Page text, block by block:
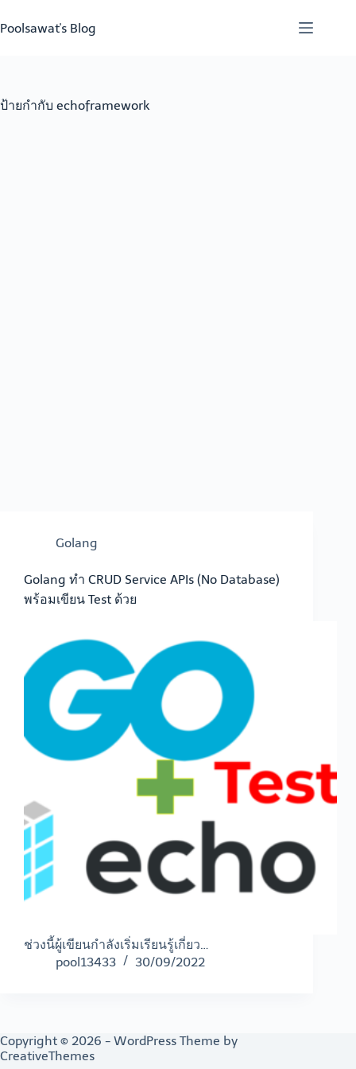
to
content
Poolsawat's Blog
ป้ายกำกับ echoframework
Golang
Golang ทำ CRUD Service APIs (No Database)
พร้อมเขียน Test ด้วย
ช่วงนี้ผู้เขียนกำลังเริ่มเรียนรู้เกี่ยว…
pool13433
30/09/2022
Copyright © 2026 - WordPress Theme by
CreativeThemes